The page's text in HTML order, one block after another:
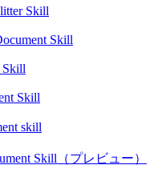
Skill
Skill
Skill
Skill
skill
Skill（プレビュー）